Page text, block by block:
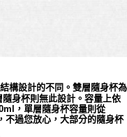
構設計的不同。雙層隨身杯為
身杯則無此設計。容量上依
，單層隨身杯容量則從
不過您放心，大部分的隨身杯